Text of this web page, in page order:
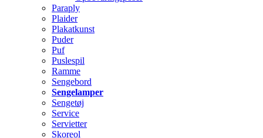
Paraply
Plaider
Plakatkunst
Puder
Puf
Puslespil
Ramme
Sengebord
Sengelamper
Sengetøj
Service
Servietter
Skoreol